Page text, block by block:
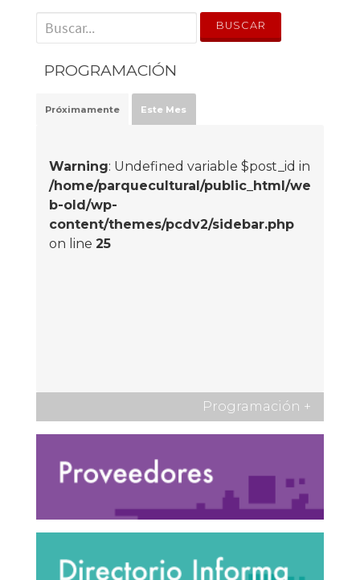
' . __('Search for:') . '
PROGRAMACIÓN
Próximamente Este Mes
Warning: Undefined variable $post_id in
/home/parquecultural/public_html/we
b-old/wp-
content/themes/pcdv2/sidebar.php
on line 25
Programación +